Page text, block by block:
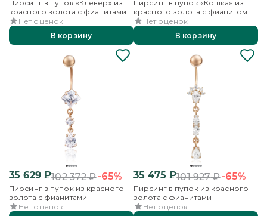
Пирсинг в пупок «Клевер» из
красного золота с фианитами
Нет оценок
В корзину
Пирсинг в пупок «Кошка» из
красного золота с фианитом
Нет оценок
В корзину
35 629₽102 372₽-65%
Пирсинг в пупок из красного
золота с фианитами
Нет оценок
35 475 ₽101 927₽-65%
Пирсинг в пупок из красного
золота с фианитами
Нет оценок